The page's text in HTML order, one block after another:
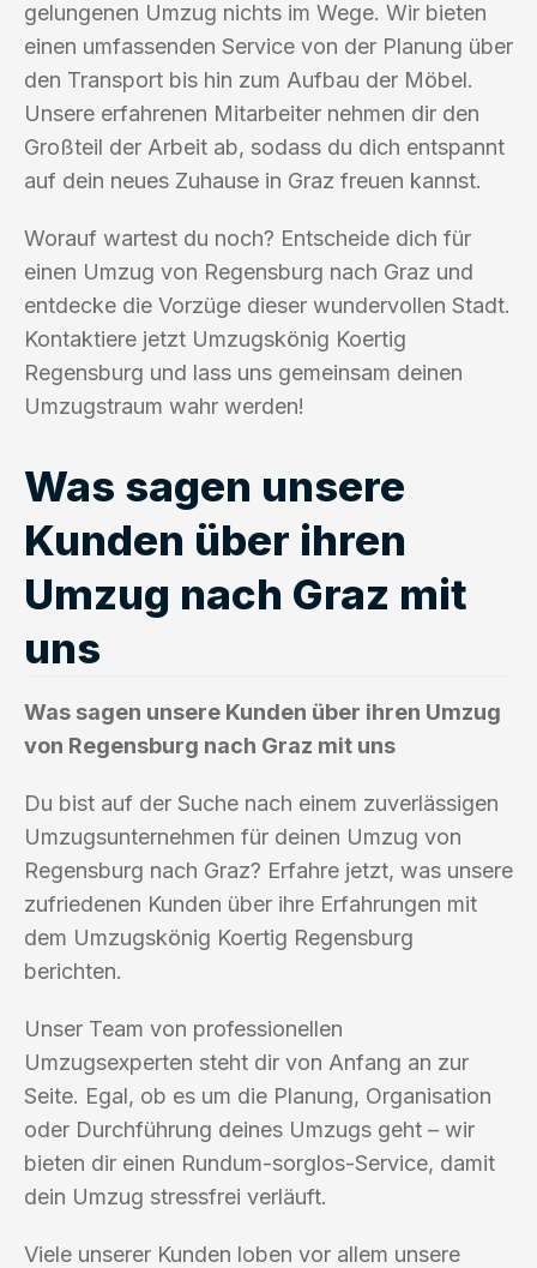
gelungenen Umzug nichts im Wege. Wir bieten
einen umfassenden Service von der Planung über
den Transport bis hin zum Aufbau der Möbel.
Unsere erfahrenen Mitarbeiter nehmen dir den
Großteil der Arbeit ab, sodass du dich entspannt
auf dein neues Zuhause in Graz freuen kannst.
Worauf wartest du noch? Entscheide dich für
einen Umzug von Regensburg nach Graz und
entdecke die Vorzüge dieser wundervollen Stadt.
Kontaktiere jetzt Umzugskönig Koertig
Regensburg und lass uns gemeinsam deinen
Umzugstraum wahr werden!
Was sagen unsere
Kunden über ihren
Umzug nach Graz mit
uns
Was sagen unsere Kunden über ihren Umzug
von Regensburg nach Graz mit uns
Du bist auf der Suche nach einem zuverlässigen
Umzugsunternehmen für deinen Umzug von
Regensburg nach Graz? Erfahre jetzt, was unsere
zufriedenen Kunden über ihre Erfahrungen mit
dem Umzugskönig Koertig Regensburg
berichten.
Unser Team von professionellen
Umzugsexperten steht dir von Anfang an zur
Seite. Egal, ob es um die Planung, Organisation
oder Durchführung deines Umzugs geht – wir
bieten dir einen Rundum-sorglos-Service, damit
dein Umzug stressfrei verläuft.
Viele unserer Kunden loben vor allem unsere